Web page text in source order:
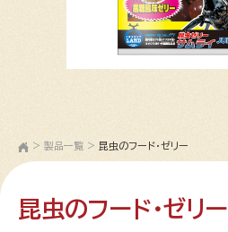
> 製品一覧 > 昆虫のフード・ゼリー
昆虫のフード・ゼリー